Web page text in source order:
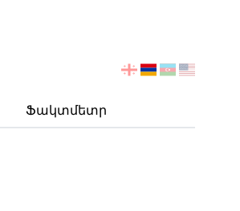
Ֆակտմետր
აირჩიეთ